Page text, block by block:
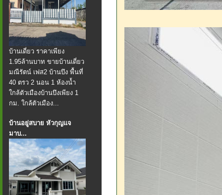
บ้านเดี่ยว ราคาเพียง
1.95ล้านบาท ขายบ้านเดี่ยว
มณีรัตน์ เฟส2 บ้านบึง พื้นที่
40 ตรว 2 นอน 1 ห้องน้ำ
ใกล้ตัวเมืองบ้านบึงเพียง 1
กม. ใกล้ตัวเมือง...
บ้านอยู่สบาย หัวกุญแจ
มาบ...